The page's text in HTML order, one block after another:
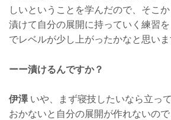
しいということを学んだので、そこか
漬けて自分の展開に持っていく練習
でレベルが少し上がったかなと思いま
ーー漬けるんですか？
伊澤いや、まず寝技したいなら立っ
おかないと自分の展開が作れないの